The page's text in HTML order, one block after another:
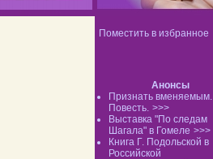
Поместить в избранное
Анонсы
Признать вменяемым.
Повесть. >>>
Выставка "По следам
Шагала" в Гомеле >>>
Книга Г. Подольской в
Российской